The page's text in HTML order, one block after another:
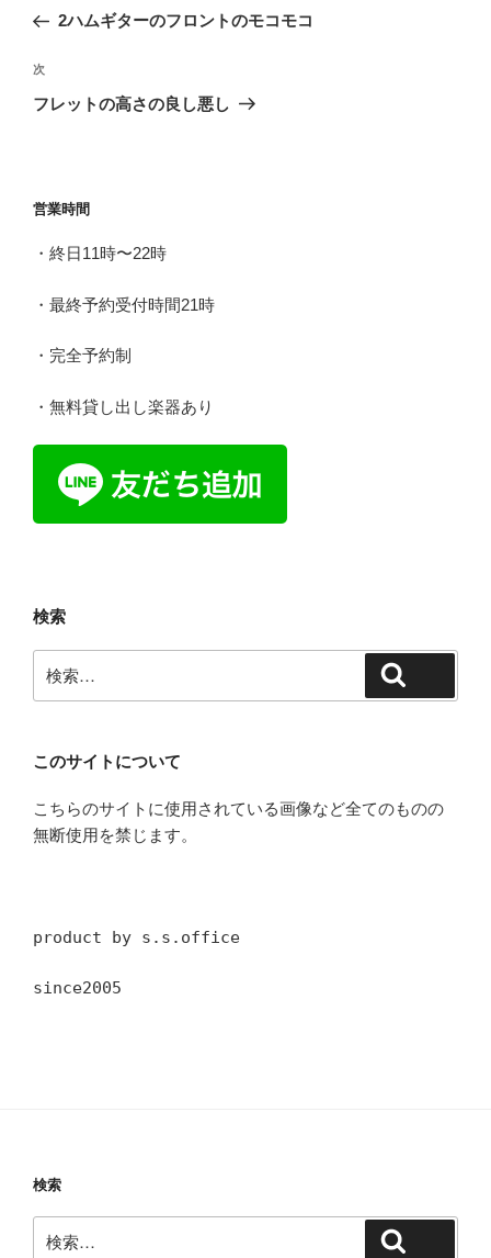
ナ
ビ
ゲ
ン
の
稿
2ハムギターのフロントのモコモコ
次
の
次
フレットの高さの良し悪し
営業時間
・終日11時〜22時
・最終予約受付時間21時
・完全予約制
・無料貸し出し楽器あり
検索
索:
このサイトについて
こちらのサイトに使用されている画像など全てのものの
無断使用を禁じます。
product by s.s.office
since2005
検索